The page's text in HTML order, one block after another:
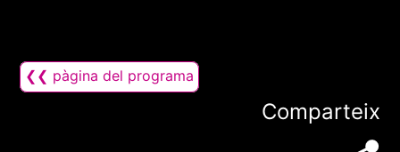
❮❮ pàgina del programa
Comparteix